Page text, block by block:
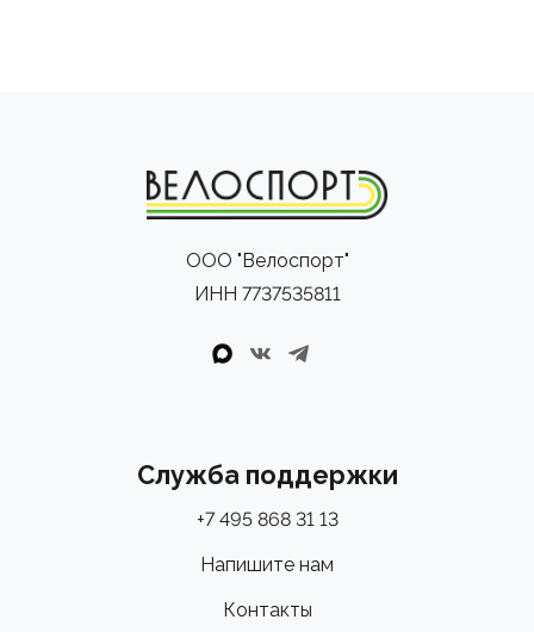
ООО "Велоспорт"
ИНН 7737535811
Служба поддержки
+7 495 868 31 13
Напишите нам
Контакты